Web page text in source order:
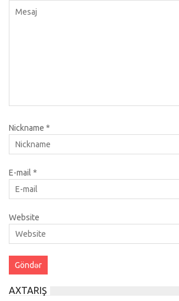
Nickname *
E-mail *
Website
AXTARIŞ